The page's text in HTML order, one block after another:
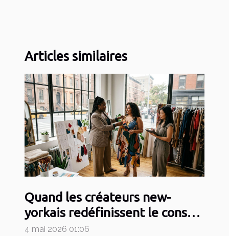
Articles similaires
Quand les créateurs new-
yorkais redéfinissent le conseil
mode grande taille
4 mai 2026 01:06